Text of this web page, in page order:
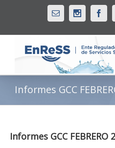
Email Instagram
Informes GCC
Informes GCC FEBRERO